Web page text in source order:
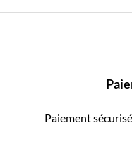
Paiement